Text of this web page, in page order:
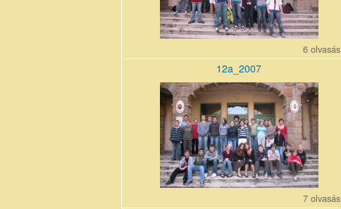
6 olvasás
12a_2007
12a_200710_0.jpg
7 olvasás